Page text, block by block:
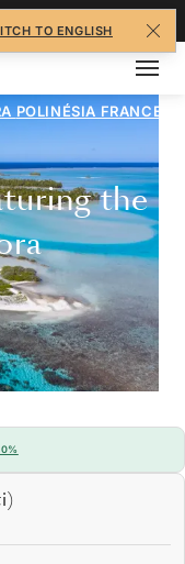
TO ENGLISH
POLINÉSIA FRANCESA
the